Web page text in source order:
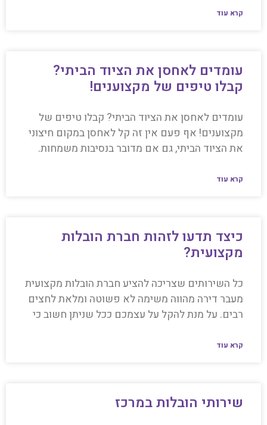
קרא עוד
עומדים לאחסן את הציוד הביתי?
קבלו טיפים של מקצוענים!
עומדים לאחסן את הציוד הביתי? קבלו טיפים של
מקצוענים! אף פעם אין זה קל לאחסן במקום חיצוני
את הציוד הביתי, גם אם מדובר בנסיבות משמחות.
קרא עוד
כיצד תדעו לזהות חברת הובלות
מקצועית?
כל השירותים שצריכה להציע חברת הובלות מקצועית
מעבר דירה מהווה משימה לא פשוטה ומלאת לחצים
רבים. על מנת להקל על עצמכם ככל שניתן חשוב כי
קרא עוד
שירותי הובלות במרכז